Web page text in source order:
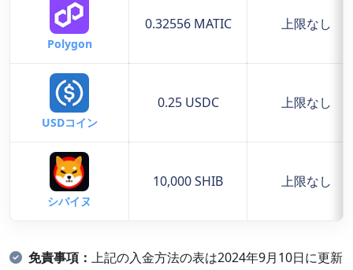
Polygon
0.32556 MATIC 上限なし
USDコイン
0.25 USDC 上限なし
シバイヌ
10,000 SHIB 上限なし
免責事項： 上記の入金方法の表は2024年9月10日に更新